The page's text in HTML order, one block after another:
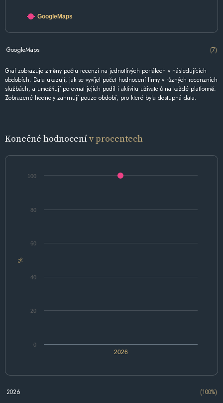
GoogleMaps
GoogleMaps (7)
Graf zobrazuje změny počtu recenzí na jednotlivých portálech v následujících
obdobích. Data ukazují, jak se vyvíjel počet hodnocení firmy v různých recenzních
službách, a umožňují porovnat jejich podíl i aktivitu uživatelů na každé platformě.
Zobrazené hodnoty zahrnují pouze období, pro které byla dostupná data.
Konečné hodnocenív procentech
%
2026
0
20
40
60
80
100
2026 (100%)